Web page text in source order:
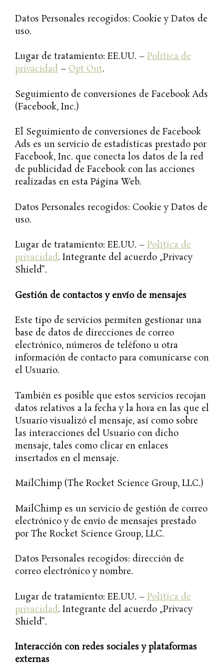
Datos Personales recogidos: Cookie y Datos de
uso.
Lugar de tratamiento: EE.UU. – Política de
privacidad – Opt Out.
Seguimiento de conversiones de Facebook Ads
(Facebook, Inc.)
El Seguimiento de conversiones de Facebook
Ads es un servicio de estadísticas prestado por
Facebook, Inc. que conecta los datos de la red
de publicidad de Facebook con las acciones
realizadas en esta Página Web.
Datos Personales recogidos: Cookie y Datos de
uso.
Lugar de tratamiento: EE.UU. – Política de
privacidad. Integrante del acuerdo „Privacy
Shield”.
Gestión de contactos y envío de mensajes
Este tipo de servicios permiten gestionar una
base de datos de direcciones de correo
electrónico, números de teléfono u otra
información de contacto para comunicarse con
el Usuario.
También es posible que estos servicios recojan
datos relativos a la fecha y la hora en las que el
Usuario visualizó el mensaje, así como sobre
las interacciones del Usuario con dicho
mensaje, tales como clicar en enlaces
insertados en el mensaje.
MailChimp (The Rocket Science Group, LLC.)
MailChimp es un servicio de gestión de correo
electrónico y de envío de mensajes prestado
por The Rocket Science Group, LLC.
Datos Personales recogidos: dirección de
correo electrónico y nombre.
Lugar de tratamiento: EE.UU. – Política de
privacidad. Integrante del acuerdo „Privacy
Shield”.
Interacción con redes sociales y plataformas
externas